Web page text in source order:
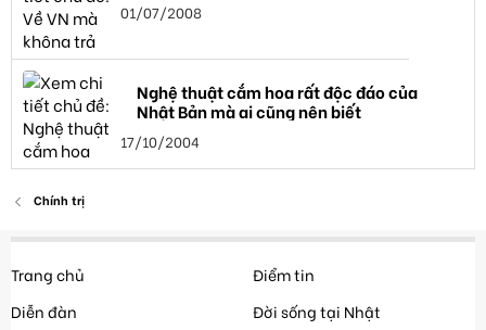
01/07/2008
Nghệ thuật cắm hoa rất độc đáo của
Nhật Bản mà ai cũng nên biết
17/10/2004
Chính trị
Trang chủ
Diễn đàn
Điểm tin
Đời sống tại Nhật